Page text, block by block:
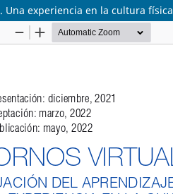
experiencia en la cultura física